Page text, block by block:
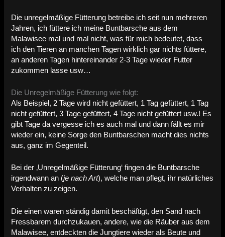
Die unregelmäßige Fütterung betreibe ich seit nun mehreren
Jahren, ich füttere ich meine Buntbarsche aus dem
Malawisee mal und mal nicht, was für mich bedeutet, dass
ich den Tieren an manchen Tagen wirklich gar nichts füttere,
an anderen Tagen hintereinander 2-3 Tage wieder Futter
zukommen lasse usw…
Die Unregelmäßige Fütterung wie folgt:
Als Beispiel, 2 Tage wird nicht gefüttert, 1 Tag gefüttert, 1 Tag
nicht gefüttert, 3 Tage gefüttert, 4 Tage nicht gefüttert usw.! Es
gibt Tage da vergesse ich es auch mal und dann fällt es mir
wieder ein, keine Sorge den Buntbarschen macht dies nichts
aus, ganz im Gegenteil.
Bei der ‚Unregelmäßige Fütterung‘ fingen die Buntbarsche
irgendwann an (je nach Art), welche man pflegt, ihr natürliches
Verhalten zu zeigen.
Die einen waren ständig damit beschäftigt, den Sand nach
Fressbarem durchzukauen, andere, wie die Räuber aus dem
Malawisee, entdeckten die Jungtiere wieder als Beute und